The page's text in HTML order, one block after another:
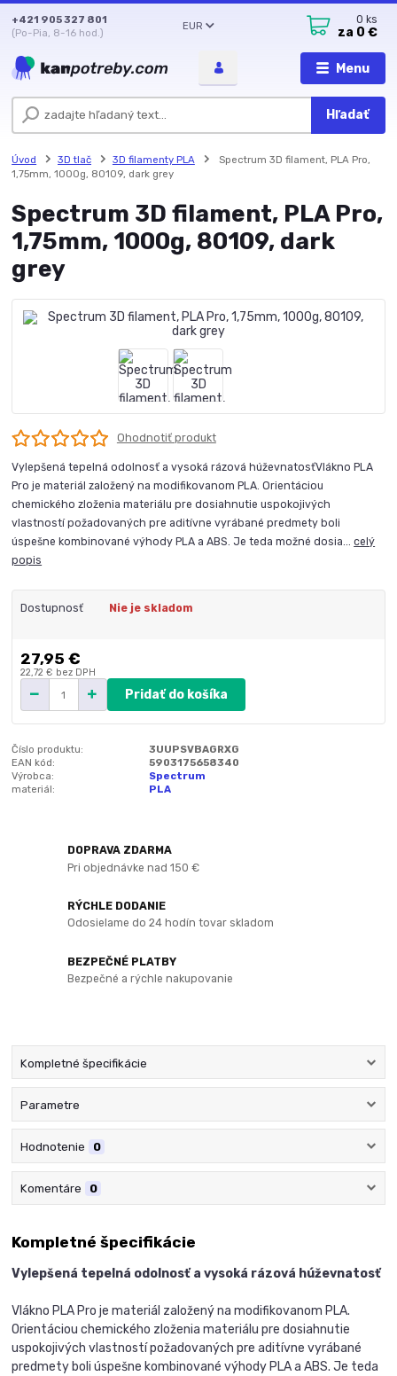
Menu
EUR
Hľadať
+421 905 327 801
(Po-Pia, 8-16 hod.)
0 ks
za 0 €
Úvod 3D tlač 3D filamenty PLA
Spectrum 3D filament, PLA Pro,
1,75mm, 1000g, 80109, dark grey
Spectrum 3D filament, PLA Pro,
1,75mm, 1000g, 80109, dark
grey
Ohodnotiť produkt
Vylepšená tepelná odolnosť a vysoká rázová húževnatosťVlákno PLA
Pro je materiál založený na modifikovanom PLA. Orientáciou
chemického zloženia materiálu pre dosiahnutie uspokojivých
vlastností požadovaných pre aditívne vyrábané predmety boli
úspešne kombinované výhody PLA a ABS. Je teda možné dosia...celý
popis
Dostupnosť Nie je skladom
27,95 €
22,72 € bez DPH
Pridať do košíka
Číslo produktu:
3UUPSVBAGRXG
EAN kód:
5903175658340
Výrobca:
Spectrum
materiál:
PLA
DOPRAVA ZDARMA
Pri objednávke nad 150 €
RÝCHLE DODANIE
Odosielame do 24 hodín tovar skladom
BEZPEČNÉ PLATBY
Bezpečné a rýchle nakupovanie
Kompletné špecifikácie
Parametre
Hodnotenie 0
Komentáre 0
Kompletné špecifikácie
Vylepšená tepelná odolnosť a vysoká rázová húževnatosť
Vlákno PLA Pro je materiál založený na modifikovanom PLA.
Orientáciou chemického zloženia materiálu pre dosiahnutie
uspokojivých vlastností požadovaných pre aditívne vyrábané
predmety boli úspešne kombinované výhody PLA a ABS. Je teda